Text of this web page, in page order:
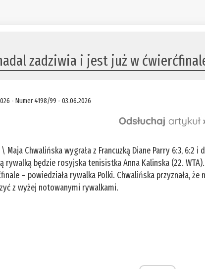
zadziwia i jest już w
- Numer 4198/99 - 03.06.2026
\ Maja Chwalińska wygrała z Francuzką Diane Parry 6:3, 6:2
rywalką będzie rosyjska tenisistka Anna Kalinska (22.
– powiedziała rywalka Polki. Chwalińska przyznała,
z wyżej notowanymi rywalkami.